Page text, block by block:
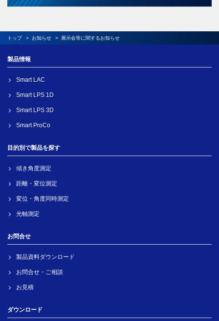
トップ お知らせ 展示会等に関するお知らせ
製品情報
Smart LAC
Smart LPS 1D
Smart LPS 3D
Smart ProCo
目的別で製品を探す
傾き角度測定
距離・変位測定
変位・角度同時測定
光軸測定
お問合せ
製品資料ダウンロード
お問合せ・ご相談
お見積
ダウンロード